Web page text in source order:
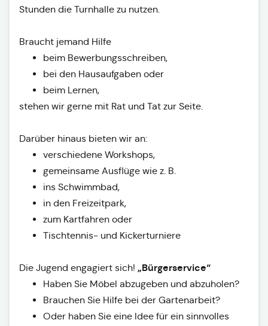
Stunden die Turnhalle zu nutzen.
Braucht jemand Hilfe
beim Bewerbungsschreiben,
bei den Hausaufgaben oder
beim Lernen,
stehen wir gerne mit Rat und Tat zur Seite.
Darüber hinaus bieten wir an:
verschiedene Workshops,
gemeinsame Ausflüge wie z. B.
ins Schwimmbad,
in den Freizeitpark,
zum Kartfahren oder
Tischtennis- und Kickerturniere
Die Jugend engagiert sich! „Bürgerservice“
Haben Sie Möbel abzugeben und abzuholen?
Brauchen Sie Hilfe bei der Gartenarbeit?
Oder haben Sie eine Idee für ein sinnvolles